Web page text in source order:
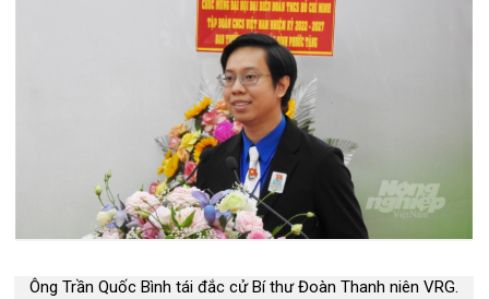
Ông Trần Quốc Bình tái đắc cử Bí thư Đoàn Thanh niên VRG.